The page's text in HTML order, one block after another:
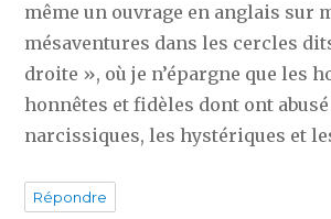
même un ouvrage en anglais sur
mésaventures dans les cercles
droite », où je n’épargne que les
honnêtes et fidèles dont ont
narcissiques, les hystériques et
Répondre